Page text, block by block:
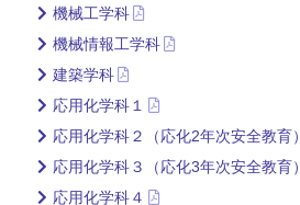
機械工学科
機械情報工学科
建築学科
応用化学科１
応用化学科２（応化2年次安全教育）
応用化学科３（応化3年次安全教育）
応用化学科４